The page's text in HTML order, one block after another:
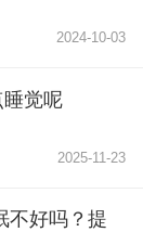
2024-10-03
觉呢
2025-11-23
不好吗？提